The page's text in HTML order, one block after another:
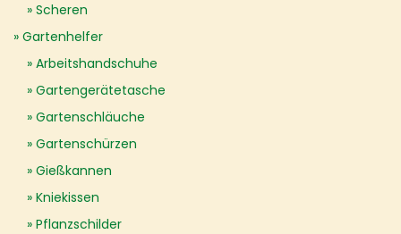
Scheren
Gartenhelfer
Arbeitshandschuhe
Gartengerätetasche
Gartenschläuche
Gartenschürzen
Gießkannen
Kniekissen
Pflanzschilder